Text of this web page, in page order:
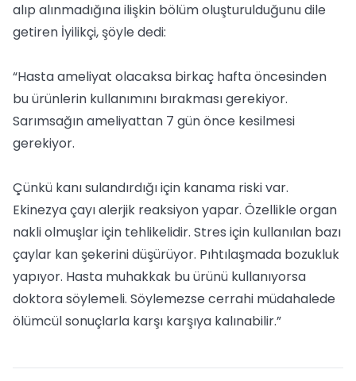
alıp alınmadığına ilişkin bölüm oluşturulduğunu dile
getiren İyilikçi, şöyle dedi:
“Hasta ameliyat olacaksa birkaç hafta öncesinden
bu ürünlerin kullanımını bırakması gerekiyor.
Sarımsağın ameliyattan 7 gün önce kesilmesi
gerekiyor.
Çünkü kanı sulandırdığı için kanama riski var.
Ekinezya çayı alerjik reaksiyon yapar. Özellikle organ
nakli olmuşlar için tehlikelidir. Stres için kullanılan bazı
çaylar kan şekerini düşürüyor. Pıhtılaşmada bozukluk
yapıyor. Hasta muhakkak bu ürünü kullanıyorsa
doktora söylemeli. Söylemezse cerrahi müdahalede
ölümcül sonuçlarla karşı karşıya kalınabilir.”